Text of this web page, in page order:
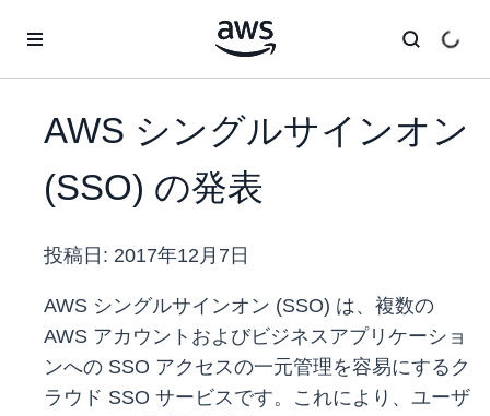
AWS シングルサインオン
(SSO) の発表
投稿日: 2017年12月7日
AWS シングルサインオン (SSO) は、複数の
AWS アカウントおよびビジネスアプリケーショ
ンへの SSO アクセスの一元管理を容易にするク
ラウド SSO サービスです。これにより、ユーザ